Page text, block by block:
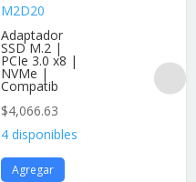
M2D20
Adaptador
SSD M.2 |
PCIe 3.0 x8 |
NVMe |
Compatib
$4,066.63
4 disponibles
Agregar